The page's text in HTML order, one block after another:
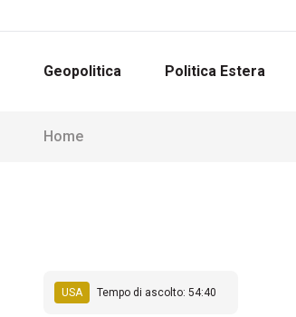
Geopolitica Politica Estera
Home
USA Tempo di ascolto: 54:40